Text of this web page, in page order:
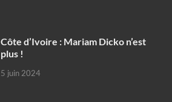
Côte d’Ivoire : Mariam Dicko n’est
plus !
5 juin 2024